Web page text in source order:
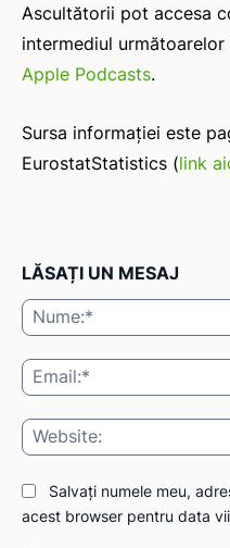
Ascultătorii pot accesa
intermediul următoarelor
Apple Podcasts.
Sursa informației este
EurostatStatistics (link
LĂSAȚI UN MESAJ
Salvați numele meu,
acest browser pentru data